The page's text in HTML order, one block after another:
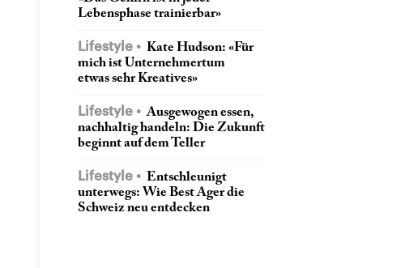
Lebensphase trainierbar»
Lifestyle
Kate Hudson: «Für
mich ist Unternehmertum
etwas sehr Kreatives»
Lifestyle
Ausgewogen essen,
nachhaltig handeln: Die Zukunft
beginnt auf dem Teller
Lifestyle
Entschleunigt
unterwegs: Wie Best Ager die
Schweiz neu entdecken